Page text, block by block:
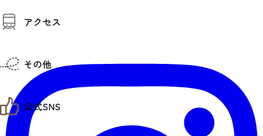
お役立ち情報
アクセス
市内の交通情報
お得なチケット
その他
お知らせ
お問い合わせ
教育旅行
公式SNS